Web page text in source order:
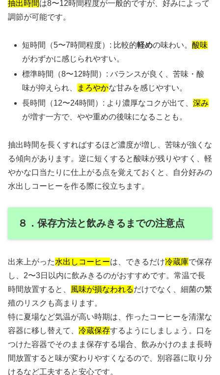
抽出時間は8〜12時間程度が一般的ですが、好みによって
調節が可能です。
短時間（5〜7時間程度）: 比較的軽めの味わい。酸味
がわずかに感じられやすい。
標準時間（8〜12時間）: バランスが良く、苦味・酸
味が抑えられ、
まろやかな甘みを感じやすい。
長時間（12〜24時間）: より濃厚なコクが出て、深み
が増す一方で、やや重めの後味になることも。
抽出時間を長くすればするほど濃度が増し、苦味が強くな
る傾向があります。逆に短くすると酸味が残りやすく、軽
やかな口当たりに仕上がる点を覚えておくと、自分好みの
水出しコーヒーを作る際に役立ちます。
８．保存方法と飲みきるまでの注意点
出来上がった水出しコーヒーは、できるだけ冷蔵庫で保存
し、2〜3日以内に飲みきるのがおすすめです。常温で長
時間放置すると、
風味が損なわれるだけでなく、細菌の繁
殖のリスクも高まります。
特に夏場など気温が高い時期は、作ったコーヒーを清潔な
容器に移し替えて、 冷蔵保存するようにしましょう。口を
つけた容器でそのまま保存する場合、飲みかけのまま長時
間放置すると味が変わりやすくなるので、別容器に取り分
けるなど工夫すると安心です。